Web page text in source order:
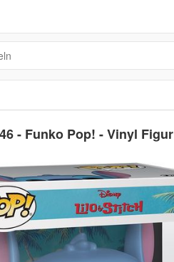
- Funko Pop! - Vinyl Figur